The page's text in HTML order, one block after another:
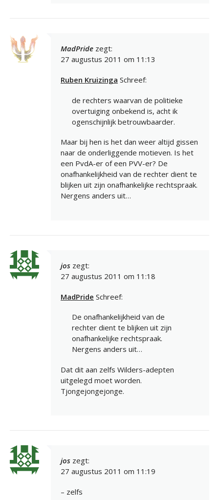
MadPride zegt:
27 augustus 2011 om 11:13
Ruben Kruizinga Schreef:
de rechters waarvan de politieke
overtuiging onbekend is, acht ik
ogenschijnlijk betrouwbaarder.
Maar bij hen is het dan weer altijd gissen
naar de onderliggende motieven. Is het
een PvdA-er of een PVV-er? De
onafhankelijkheid van de rechter dient te
blijken uit zijn onafhankelijke rechtspraak.
Nergens anders uit…
jos zegt:
27 augustus 2011 om 11:18
MadPride Schreef:
De onafhankelijkheid van de
rechter dient te blijken uit zijn
onafhankelijke rechtspraak.
Nergens anders uit…
Dat dit aan zelfs Wilders-adepten
uitgelegd moet worden.
Tjongejongejonge.
jos zegt:
27 augustus 2011 om 11:19
– zelfs